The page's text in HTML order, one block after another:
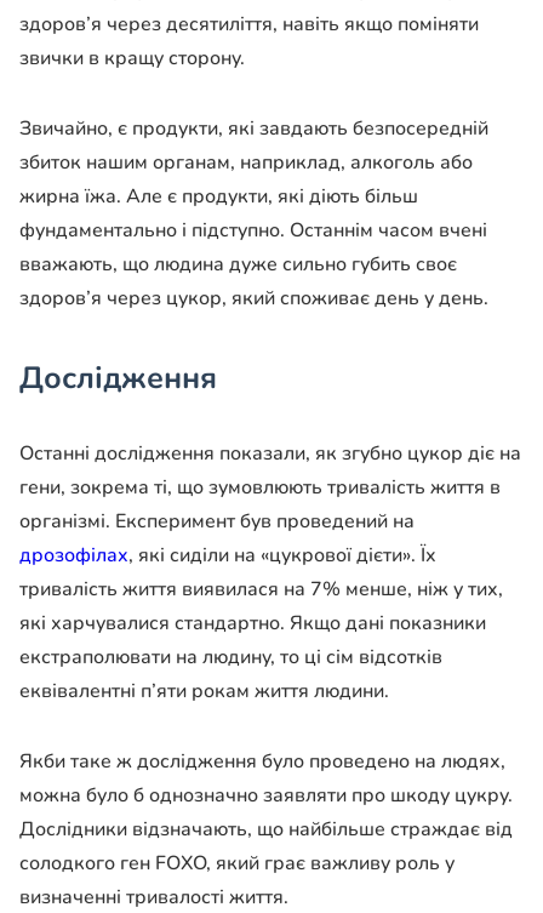
здоров’я через десятиліття, навіть якщо поміняти
звички в кращу сторону.
Звичайно, є продукти, які завдають безпосередній
збиток нашим органам, наприклад, алкоголь або
жирна їжа. Але є продукти, які діють більш
фундаментально і підступно. Останнім часом вчені
вважають, що людина дуже сильно губить своє
здоров’я через цукор, який споживає день у день.
Дослідження
Останні дослідження показали, як згубно цукор діє на
гени, зокрема ті, що зумовлюють тривалість життя в
організмі. Експеримент був проведений на
дрозофілах, які сиділи на «цукрової дієти». Їх
тривалість життя виявилася на 7% менше, ніж у тих,
які харчувалися стандартно. Якщо дані показники
екстраполювати на людину, то ці сім відсотків
еквівалентні п’яти рокам життя людини.
Якби таке ж дослідження було проведено на людях,
можна було б однозначно заявляти про шкоду цукру.
Дослідники відзначають, що найбільше страждає від
солодкого ген FOXO, який грає важливу роль у
визначенні тривалості життя.